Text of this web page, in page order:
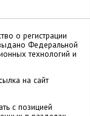
о регистрации
Федеральной
технологий и
на сайт
с позицией